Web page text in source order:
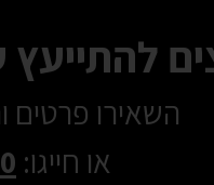
השאירו פרטים
או חייגו: